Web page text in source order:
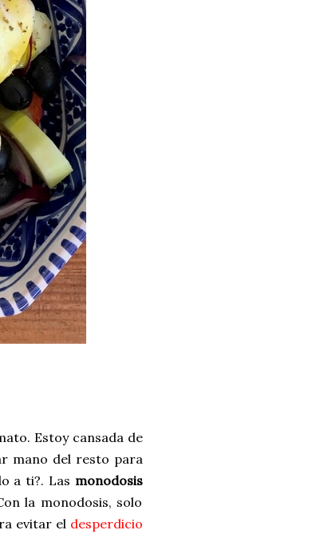
Estoy cansada de
mano del resto para
a ti?. Las monodosis
la monodosis, solo
evitar el desperdicio